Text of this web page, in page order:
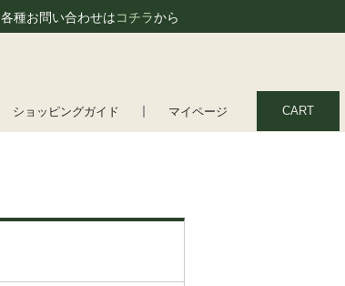
各種お問い合わせはコチラから
ショッピングガイド マイページ CART